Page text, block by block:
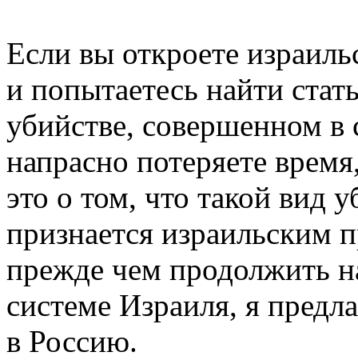
Если вы откроете
и попытаетесь найти
убийстве, совершенном в
напрасно потеряете
это о том, что такой вид
признается израильским
прежде чем продолжить
системе Израиля, я
в Россию.